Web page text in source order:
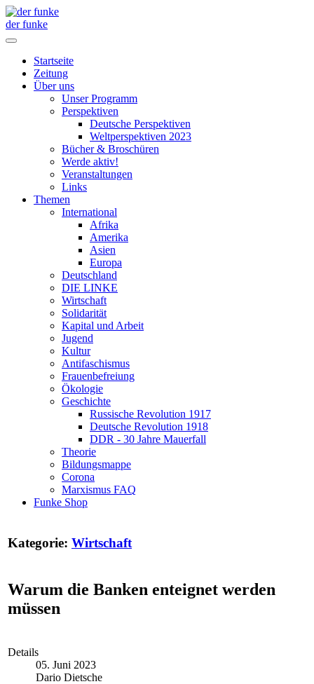
der funke
Startseite
Zeitung
Über uns
Unser Programm
Perspektiven
Deutsche Perspektiven
Weltperspektiven 2023
Bücher & Broschüren
Werde aktiv!
Veranstaltungen
Links
Themen
International
Afrika
Amerika
Asien
Europa
Deutschland
DIE LINKE
Wirtschaft
Solidarität
Kapital und Arbeit
Jugend
Kultur
Antifaschismus
Frauenbefreiung
Ökologie
Geschichte
Russische Revolution 1917
Deutsche Revolution 1918
DDR - 30 Jahre Mauerfall
Theorie
Bildungsmappe
Corona
Marxismus FAQ
Funke Shop
Kategorie: Wirtschaft
Warum die Banken enteignet werden
müssen
Details
05. Juni 2023
Dario Dietsche